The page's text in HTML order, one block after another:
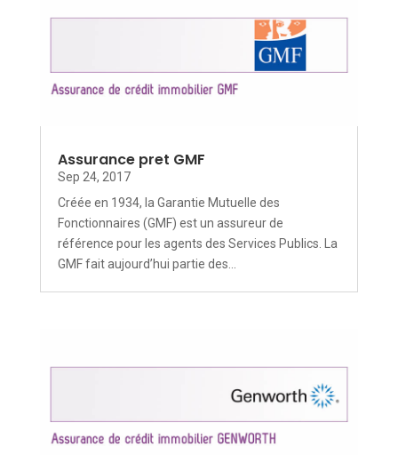
Assurance pret GMF
Sep 24, 2017
Créée en 1934, la Garantie Mutuelle des
Fonctionnaires (GMF) est un assureur de
référence pour les agents des Services Publics. La
GMF fait aujourd’hui partie des...